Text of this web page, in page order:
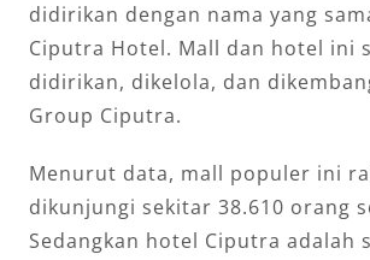
didirikan dengan nama yang
Ciputra Hotel. Mall dan hotel ini
didirikan, dikelola, dan
Group Ciputra.
Menurut data, mall populer ini
dikunjungi sekitar 38.610 orang
Sedangkan hotel Ciputra adalah